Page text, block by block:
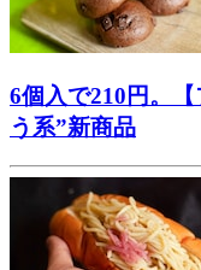
6個入で210円。
う系”新商品